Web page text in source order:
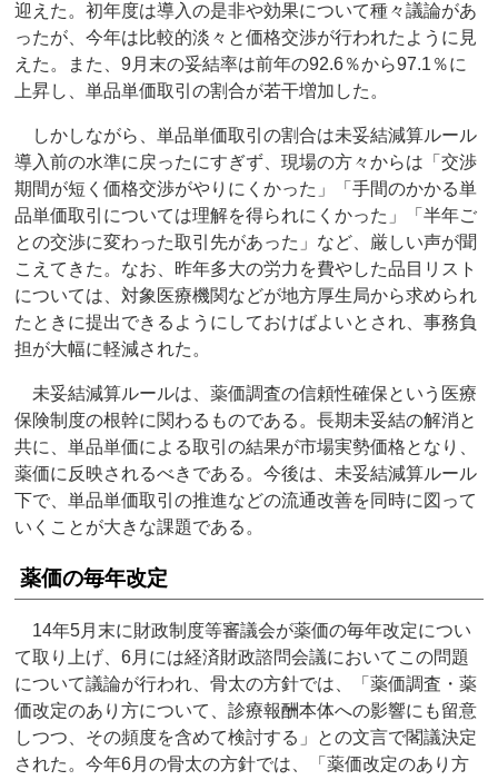
迎えた。初年度は導入の是非や効果について種々議論があ
ったが、今年は比較的淡々と価格交渉が行われたように見
えた。また、9月末の妥結率は前年の92.6％から97.1％に
上昇し、単品単価取引の割合が若干増加した。
しかしながら、単品単価取引の割合は未妥結減算ルール
導入前の水準に戻ったにすぎず、現場の方々からは「交渉
期間が短く価格交渉がやりにくかった」「手間のかかる単
品単価取引については理解を得られにくかった」「半年ご
との交渉に変わった取引先があった」など、厳しい声が聞
こえてきた。なお、昨年多大の労力を費やした品目リスト
については、対象医療機関などが地方厚生局から求められ
たときに提出できるようにしておけばよいとされ、事務負
担が大幅に軽減された。
未妥結減算ルールは、薬価調査の信頼性確保という医療
保険制度の根幹に関わるものである。長期未妥結の解消と
共に、単品単価による取引の結果が市場実勢価格となり、
薬価に反映されるべきである。今後は、未妥結減算ルール
下で、単品単価取引の推進などの流通改善を同時に図って
いくことが大きな課題である。
薬価の毎年改定
14年5月末に財政制度等審議会が薬価の毎年改定につい
て取り上げ、6月には経済財政諮問会議においてこの問題
について議論が行われ、骨太の方針では、「薬価調査・薬
価改定のあり方について、診療報酬本体への影響にも留意
しつつ、その頻度を含めて検討する」との文言で閣議決定
された。今年6月の骨太の方針では、「薬価改定のあり方